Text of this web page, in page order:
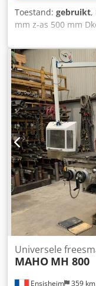
Toestand: gebruikt,
mm z-as 500 mm
Heidenhain TNC
Tafelafmetingen
omw/min Spilmotor
onze inschatting
gebruikte staat en
worden bezichtigd.
Delenkop, 4e as
en spanelementen
als dit in de extra
en vergissingen in
evenals
Ensisheim 359 km
Universele
MAHO MH 800